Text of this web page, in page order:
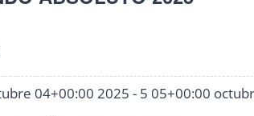
04+00:00 2025 - 5 05+00:00